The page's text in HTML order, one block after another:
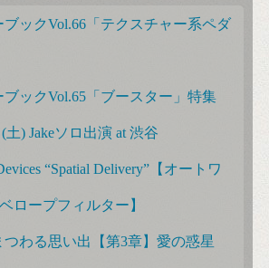
ブックVol.66「テクスチャー系ペダ
ックVol.65「ブースター」特集
(土) Jakeソロ出演 at 渋谷
“Spatial Delivery”【オートワ
ロープフィルター】
わる思い出【第3章】愛の惑星